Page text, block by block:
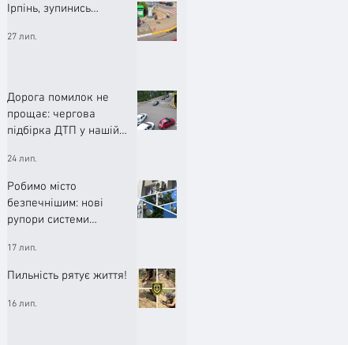
Ірпінь, зупинись…
27 лип.
Дорога помилок не
прощає: чергова
підбірка ДТП у нашій
24 лип.
Робимо місто
безпечнішим: нові
рупори системи
працюють!
17 лип.
Пильність рятує життя!
16 лип.